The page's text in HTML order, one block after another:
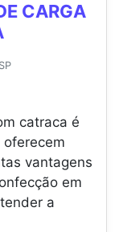
CARGA
catraca é
vantagens
em
a